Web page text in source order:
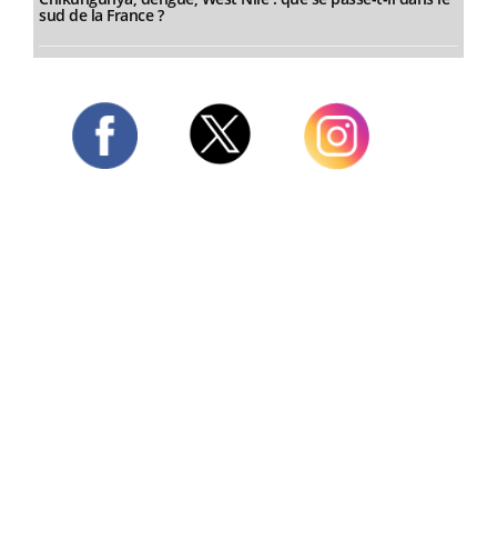
sud de la France ?